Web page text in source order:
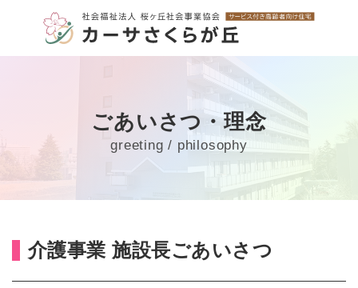
ごあいさつ・理念
greeting / philosophy
介護事業 施設長ごあいさつ
採用情報